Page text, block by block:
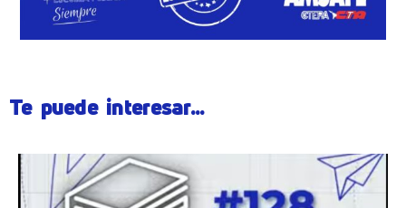
Te puede interesar...